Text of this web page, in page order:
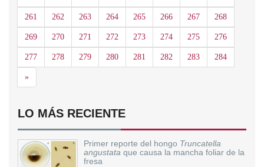
261 262 263 264 265 266 267 268
269 270 271 272 273 274 275 276
277 278 279 280 281 282 283 284
»Siguiente
LO MÁS RECIENTE
Primer reporte del hongo Truncatella
angustata que causa la mancha foliar de la
fresa